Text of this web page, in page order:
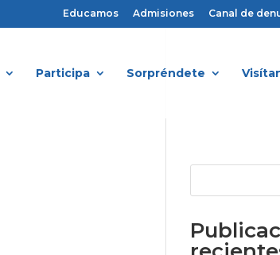
Educamos Admisiones Canal de
Participa Sorpréndete